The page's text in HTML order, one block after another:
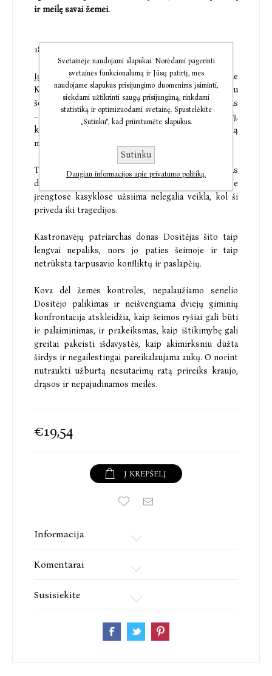
ir meilę savai žemei.
1845 m. Galisija.
Įgijęs teisės mokslų daktaro laipsnį, Andrė de
Kastronavėjas grįžta į gimtąjį dvarą. Susitikimas su
šeima džiaugsmingas, tačiau didžiausias jo troškimas
– pamatyti vos vyresnę tetą Iriją, netikrą tėvo seserį,
kurstančią Andrė širdyje toli gražu ne platonišką
meilę.
Tuo tarpu negailestingas Ponferados verslininkas
donas Isidras Ordasas Kastronavėjų žemėse
įrengtose kasyklose užsiima nelegalia veikla, kol ši
priveda iki tragedijos.
Kastronavėjų patriarchas donas Dositėjas šito taip
lengvai nepaliks, nors jo paties šeimoje ir taip
netrūksta tarpusavio konfliktų ir paslapčių.
Kova dėl žemės kontrolės, nepalaužiamo senelio
Dositėjo palikimas ir neišvengiama dviejų giminių
konfrontacija atskleidžia, kaip šeimos ryšiai gali būti
ir palaiminimas, ir prakeiksmas, kaip ištikimybę gali
greitai pakeisti išdavystės, kaip akimirksniu dūžta
širdys ir negailestingai pareikalaujama aukų. O norint
nutraukti užburtą nesutarimų ratą prireiks kraujo,
drąsos ir nepajudinamos meilės.
€19,54
Į KREPŠELĮ
Informacija
Komentarai
Susisiekite
Svetainėje naudojami slapukai. Norėdami pagerinti
svetainės funkcionalumą ir Jūsų patirtį, mes
naudojame slapukus prisijungimo duomenims įsiminti,
siekdami užtikrinti saugų prisijungimą, rinkdami
statistiką ir optimizuodami svetainę. Spustelėkite
„Sutinku“, kad priimtumėte slapukus.
Sutinku
Daugiau informacijos apie privatumo politiką.